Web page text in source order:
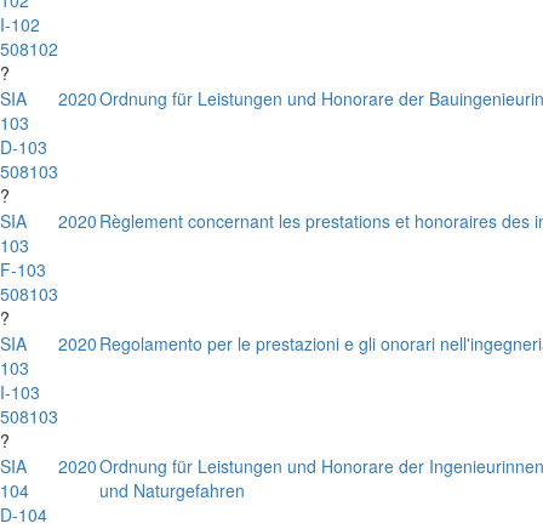
I-102
508102
?
SIA
103
D-103
508103
?
2020Ordnung für Leistungen und Honorare der
SIA
103
F-103
508103
?
2020 Règlement concernant les prestations et honoraires des
SIA
103
I-103
508103
?
2020 Regolamento per le prestazioni e gli onorari
SIA
104
D-104
2020Ordnung für Leistungen und Honorare der
und Naturgefahren